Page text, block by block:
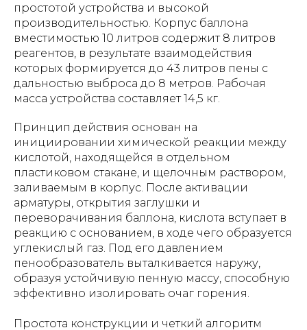
простотой устройства и высокой
производительностью. Корпус баллона
вместимостью 10 литров содержит 8 литров
реагентов, в результате взаимодействия
которых формируется до 43 литров пены с
дальностью выброса до 8 метров. Рабочая
масса устройства составляет 14,5 кг.
Принцип действия основан на
инициировании химической реакции между
кислотой, находящейся в отдельном
пластиковом стакане, и щелочным раствором,
заливаемым в корпус. После активации
арматуры, открытия заглушки и
переворачивания баллона, кислота вступает в
реакцию с основанием, в ходе чего образуется
углекислый газ. Под его давлением
пенообразователь выталкивается наружу,
образуя устойчивую пенную массу, способную
эффективно изолировать очаг горения.
Простота конструкции и четкий алгоритм